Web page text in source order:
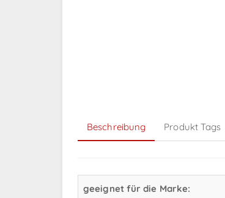
Beschreibung Produkt Tags
geeignet für die Marke: